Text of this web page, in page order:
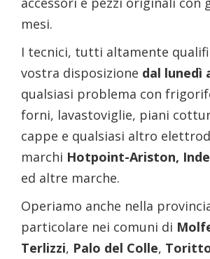
mesi.
I tecnici, tutti altamente
vostra disposizione dal lunedì
qualsiasi problema con
forni, lavastoviglie, piani
cappe e qualsiasi altro
marchi Hotpoint-Ariston,
ed altre marche.
Operiamo anche nella
particolare nei comuni di
Terlizzi, Palo del Colle,